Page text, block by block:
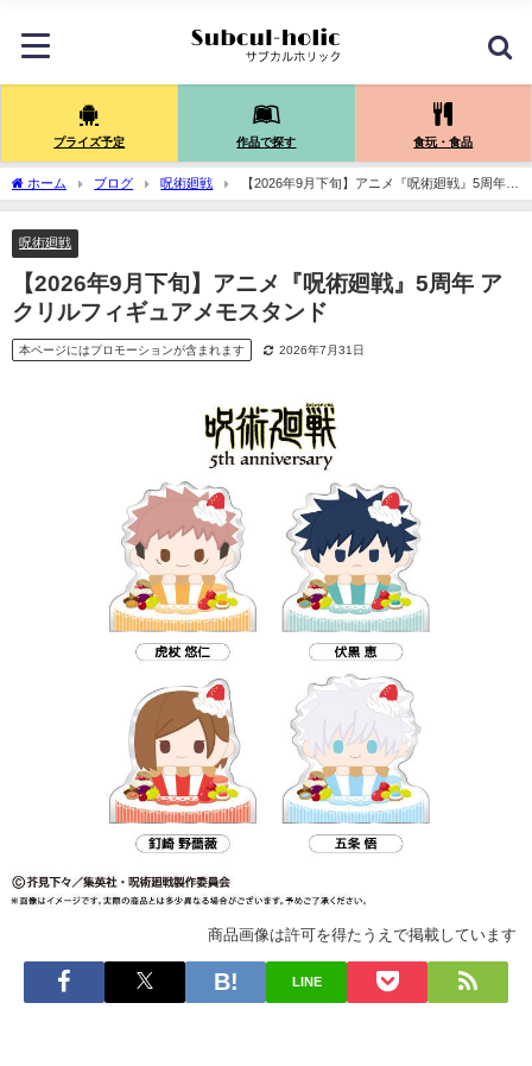
プライズ予定 作品で探す 食玩・食品
ホーム ブログ 呪術廻戦
【2026年9月下旬】アニメ『呪術廻戦』5周年
アクリルフィギュアメモスタンド
呪術廻戦
【2026年9月下旬】アニメ『呪術廻戦』5周年 ア
クリルフィギュアメモスタンド
本ページにはプロモーションが含まれます 2026年7月31日
商品画像は許可を得たうえで掲載しています
LINE